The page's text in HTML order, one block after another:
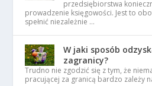
przedsiębiorstwa
prowadzenie księgowości. Jest to
spełnić niezależnie …
W jaki sposób
zagranicy?
Trudno nie zgodzić się z tym, że
pracującej za granicą bardzo zależy